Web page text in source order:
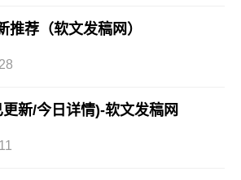
推荐（软文发稿网）
新/今日详情)-软文发稿网